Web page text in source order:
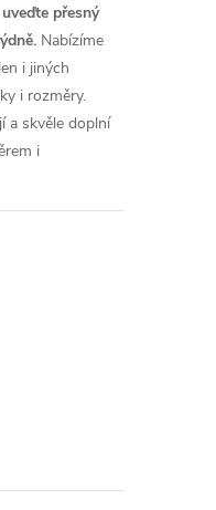
přesný
Nabízíme
i jiných
i rozměry.
a skvěle doplní
i